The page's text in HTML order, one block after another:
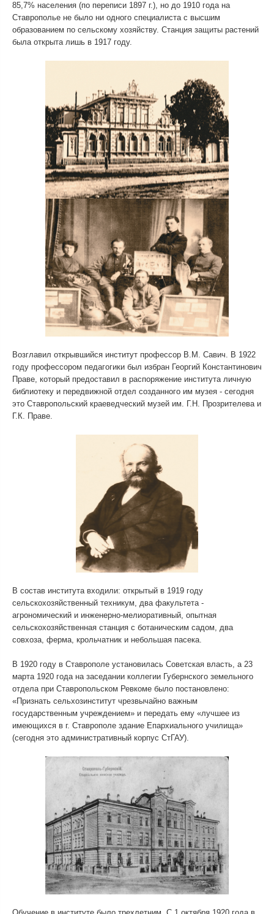
85,7% населения (по переписи 1897 г.), но до 1910 года на
Ставрополье не было ни одного специалиста с высшим
образованием по сельскому хозяйству. Станция защиты растений
была открыта лишь в 1917 году.
Возглавил открывшийся институт профессор В.М. Савич. В 1922
году профессором педагогики был избран Георгий Константинович
Праве, который предоставил в распоряжение института личную
библиотеку и передвижной отдел созданного им музея - сегодня
это Ставропольский краеведческий музей им. Г.Н. Прозрителева и
Г.К. Праве.
В состав института входили: открытый в 1919 году
сельскохозяйственный техникум, два факультета -
агрономический и инженерно-мелиоративный, опытная
сельскохозяйственная станция с ботаническим садом, два
совхоза, ферма, крольчатник и небольшая пасека.
В 1920 году в Ставрополе установилась Советская власть, а 23
марта 1920 года на заседании коллегии Губернского земельного
отдела при Ставропольском Ревкоме было постановлено:
«Признать сельхозинститут чрезвычайно важным
государственным учреждением» и передать ему «лучшее из
имеющихся в г. Ставрополе здание Епархиального училища»
(сегодня это административный корпус СтГАУ).